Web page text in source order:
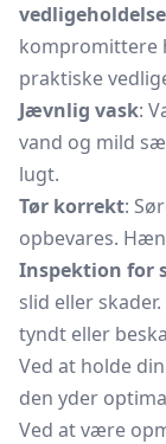
vedligeholdelse
kompromittere
praktiske
Jævnlig vask:
vand og mild
lugt.
Tør korrekt:
opbevares.
Inspektion for
slid eller
tyndt eller
Ved at holde
den yder
Ved at være